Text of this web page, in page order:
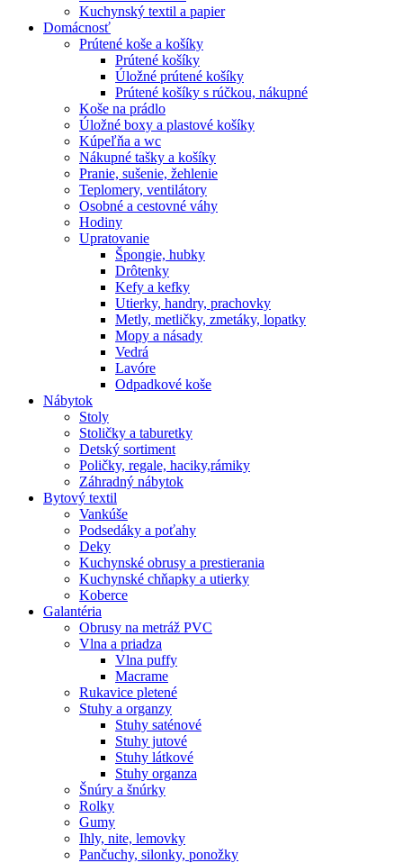
Kuchynský textil a papier
Domácnosť
Prútené koše a košíky
Prútené košíky
Úložné prútené košíky
Prútené košíky s rúčkou, nákupné
Koše na prádlo
Úložné boxy a plastové košíky
Kúpeľňa a wc
Nákupné tašky a košíky
Pranie, sušenie, žehlenie
Teplomery, ventilátory
Osobné a cestovné váhy
Hodiny
Upratovanie
Špongie, hubky
Drôtenky
Kefy a kefky
Utierky, handry, prachovky
Metly, metličky, zmetáky, lopatky
Mopy a násady
Vedrá
Lavóre
Odpadkové koše
Nábytok
Stoly
Stoličky a taburetky
Detský sortiment
Poličky, regale, haciky,rámiky
Záhradný nábytok
Bytový textil
Vankúše
Podsedáky a poťahy
Deky
Kuchynské obrusy a prestierania
Kuchynské chňapky a utierky
Koberce
Galantéria
Obrusy na metráž PVC
Vlna a priadza
Vlna puffy
Macrame
Rukavice pletené
Stuhy a organzy
Stuhy saténové
Stuhy jutové
Stuhy látkové
Stuhy organza
Šnúry a šnúrky
Rolky
Gumy
Ihly, nite, lemovky
Pančuchy, silonky, ponožky